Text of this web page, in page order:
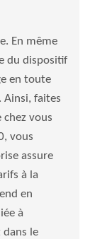
En même
du dispositif
en toute
Ainsi, faites
vous
vous
assure
à la
en
à
dans le